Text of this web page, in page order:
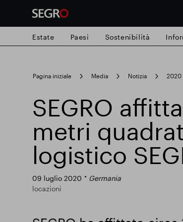
search
for
Ricerca popolare
Responsabile SEGRO
Estate Paesi Sostenibilità
Pagina iniziale Media Notizia 2020
SEGRO
metri
logistico
09 luglio 2020
Germania
locazioni